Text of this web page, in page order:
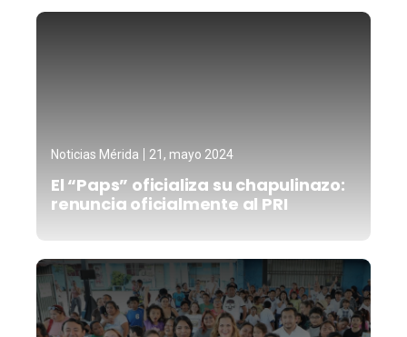
Noticias Mérida 21, mayo 2024
El “Paps” oficializa su chapulinazo:
renuncia oficialmente al PRI